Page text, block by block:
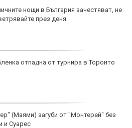
нощи в България зачестяват, не
през деня
отпадна от турнира в Торонто
(Маями) загуби от "Монтерей" без
и Суарес